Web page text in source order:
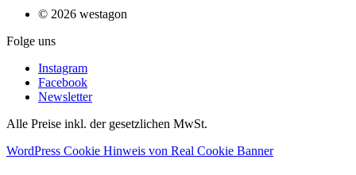
© 2026 westagon
Folge uns
Instagram
Facebook
Newsletter
Alle Preise inkl. der gesetzlichen MwSt.
WordPress Cookie Hinweis von Real Cookie Banner